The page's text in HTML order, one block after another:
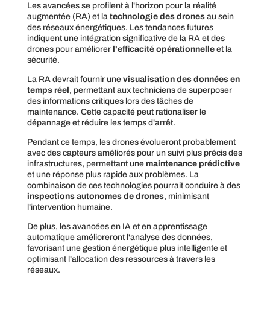
Les avancées se profilent à l'horizon pour la réalité
augmentée (RA) et la technologie des dronesau sein
des réseaux énergétiques. Les tendances futures
indiquent une intégration significative de la RA et des
drones pour améliorer l'efficacité opérationnelleet la
sécurité.
La RA devrait fournir une visualisation des données en
temps réel, permettant aux techniciens de superposer
des informations critiques lors des tâches de
maintenance. Cette capacité peut rationaliser le
dépannage et réduire les temps d'arrêt.
Pendant ce temps, les drones évolueront probablement
avec des capteurs améliorés pour un suivi plus précis des
infrastructures, permettant une maintenance prédictive
et une réponse plus rapide aux problèmes. La
combinaison de ces technologies pourrait conduire à des
inspections autonomes de drones, minimisant
l'intervention humaine.
De plus, les avancées en IA et en apprentissage
automatique amélioreront l'analyse des données,
favorisant une gestion énergétique plus intelligente et
optimisant l'allocation des ressources à travers les
réseaux.